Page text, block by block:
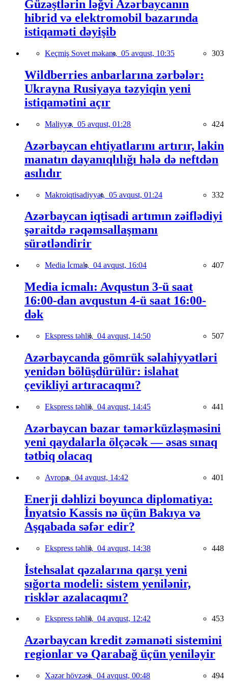
Güzəştlərin ləğvi Azərbaycanın
hibrid və elektromobil bazarında
istiqaməti dəyişib
Keçmiş Sovet məkanı, 05 avqust, 10:35 303
Wildberries anbarlarına zərbələr:
Ukrayna Rusiyaya təzyiqin yeni
istiqamətini açır
Maliyyə, 05 avqust, 01:28 424
Azərbaycan ehtiyatlarını artırır, lakin
manatın dayanıqlılığı hələ də neftdən
asılıdır
Makroiqtisadiyyat, 05 avqust, 01:24 332
Azərbaycan iqtisadi artımın zəiflədiyi
şəraitdə rəqəmsallaşmanı
sürətləndirir
Media İcmalı, 04 avqust, 16:04 407
Media icmalı: Avqustun 3-ü saat
16:00-dan avqustun 4-ü saat 16:00-
dək
Ekspress təhlil, 04 avqust, 14:50 507
Azərbaycanda gömrük səlahiyyətləri
yenidən bölüşdürülür: islahat
çevikliyi artıracaqmı?
Ekspress təhlil, 04 avqust, 14:45 441
Azərbaycan bazar təmərküzləşməsini
yeni qaydalarla ölçəcək — əsas sınaq
tətbiq olacaq
Avropa, 04 avqust, 14:42 401
Enerji dəhlizi boyunca diplomatiya:
İnyatsio Kassis nə üçün Bakıya və
Aşqabada səfər edir?
Ekspress təhlil, 04 avqust, 14:38 448
İstehsalat qəzalarına qarşı yeni
sığorta modeli: sistem yenilənir,
risklər azalacaqmı?
Ekspress təhlil, 04 avqust, 12:42 453
Azərbaycan kredit zəmanəti sistemini
regionlar və Qarabağ üçün yeniləyir
Xəzər hövzəsi, 04 avqust, 00:48 494